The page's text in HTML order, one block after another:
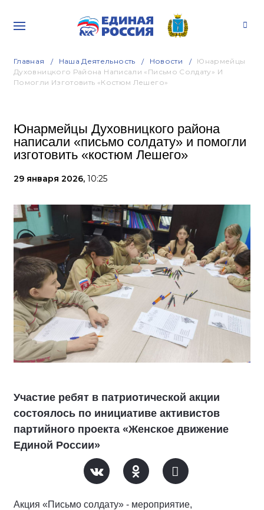
Главная Наша Деятельность Новости
Юнармейцы
Духовницкого Района Написали «письмо Солдату» И
Помогли Изготовить «костюм Лешего»
Юнармейцы Духовницкого района
написали «письмо солдату» и помогли
изготовить «костюм Лешего»
29 января 2026, 10:25
Участие ребят в патриотической акции
состоялось по инициативе активистов
партийного проекта «Женское движение
Единой России»
Акция «Письмо солдату» - мероприятие,